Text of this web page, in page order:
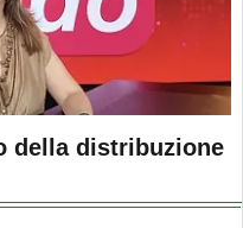
della distribuzione